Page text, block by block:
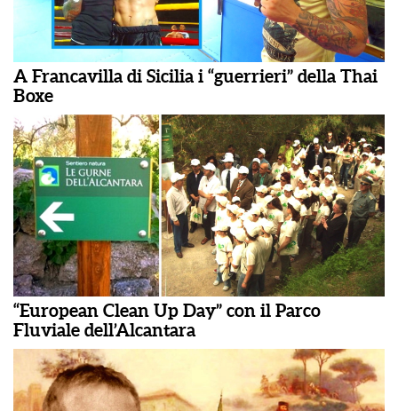
A Francavilla di Sicilia i “guerrieri” della Thai
Boxe
“European Clean Up Day” con il Parco
Fluviale dell’Alcantara